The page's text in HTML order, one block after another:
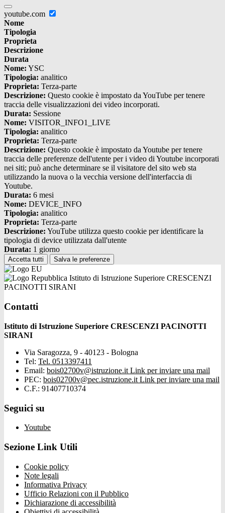
youtube.com
Nome
Tipologia
Proprieta
Descrizione
Durata
Nome: YSC
Tipologia: analitico
Proprieta: Terza-parte
Descrizione: Questo cookie è impostato da YouTube per tenere
traccia delle visualizzazioni dei video incorporati.
Durata: Sessione
Nome: VISITOR_INFO1_LIVE
Tipologia: analitico
Proprieta: Terza-parte
Descrizione: Questo cookie è impostato da Youtube per tenere
traccia delle preferenze dell'utente per i video di Youtube incorporati
nei siti; può anche determinare se il visitatore del sito web sta
utilizzando la nuova o la vecchia versione dell'interfaccia di
Youtube.
Durata: 6 mesi
Nome: DEVICE_INFO
Tipologia: analitico
Proprieta: Terza-parte
Descrizione: YouTube utilizza questo cookie per identificare la
tipologia di device utilizzata dall'utente
Durata: 1 giorno
Accetta tutti Salva le preferenze
Istituto di Istruzione Superiore CRESCENZI
PACINOTTI SIRANI
Contatti
Istituto di Istruzione Superiore CRESCENZI PACINOTTI
SIRANI
Via Saragozza, 9 - 40123 - Bologna
Tel: Tel. 0513397411
Email: bois02700v@istruzione.it Link per inviare una mail
PEC: bois02700v@pec.istruzione.it Link per inviare una mail
C.F.: 91407710374
Seguici su
Youtube
Sezione Link Utili
Cookie policy
Note legali
Informativa Privacy
Ufficio Relazioni con il Pubblico
Dichiarazione di accessibilità